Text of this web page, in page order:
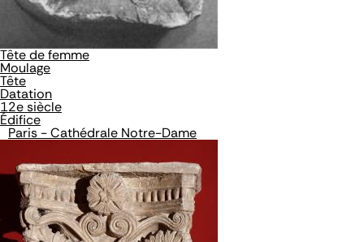
Tête de femme
Moulage
Tête
Datation
12e siècle
Édifice
Paris - Cathédrale Notre-Dame